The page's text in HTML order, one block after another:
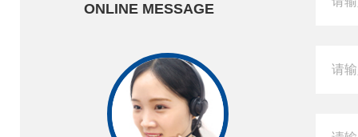
ONLINE MESSAGE